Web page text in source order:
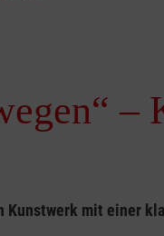
Kunstwerk mit einer